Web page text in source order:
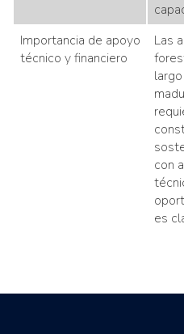
Importancia de apoyo
técnico y financiero
Las
con
es